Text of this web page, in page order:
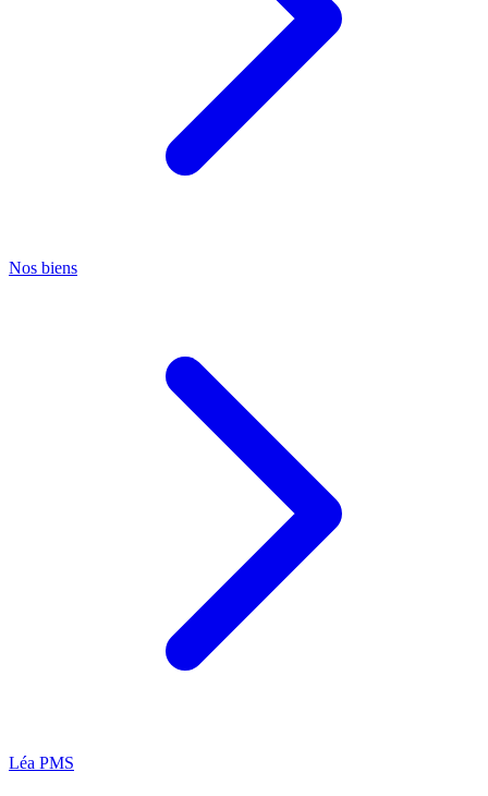
Nos biens
Léa PMS